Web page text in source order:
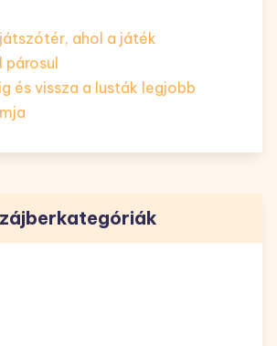
ahol a játék
és vissza a lusták legjobb